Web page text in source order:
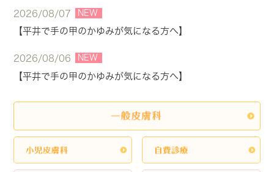
2026/08/07 NEW
【平井で手の甲のかゆみが気になる方へ】
2026/08/06 NEW
【平井で手の甲のかゆみが気になる方へ】